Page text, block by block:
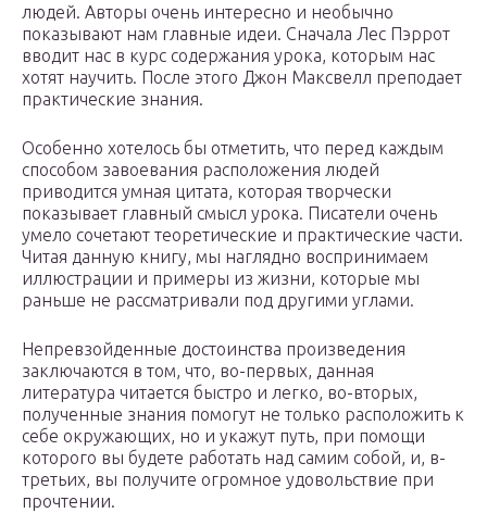
людей. Авторы очень интересно и необычно
показывают нам главные идеи. Сначала Лес Пэррот
вводит нас в курс содержания урока, которым нас
хотят научить. После этого Джон Максвелл преподает
практические знания.
Особенно хотелось бы отметить, что перед каждым
способом завоевания расположения людей
приводится умная цитата, которая творчески
показывает главный смысл урока. Писатели очень
умело сочетают теоретические и практические части.
Читая данную книгу, мы наглядно воспринимаем
иллюстрации и примеры из жизни, которые мы
раньше не рассматривали под другими углами.
Непревзойденные достоинства произведения
заключаются в том, что, во-первых, данная
литература читается быстро и легко, во-вторых,
полученные знания помогут не только расположить к
себе окружающих, но и укажут путь, при помощи
которого вы будете работать над самим собой, и, в-
третьих, вы получите огромное удовольствие при
прочтении.